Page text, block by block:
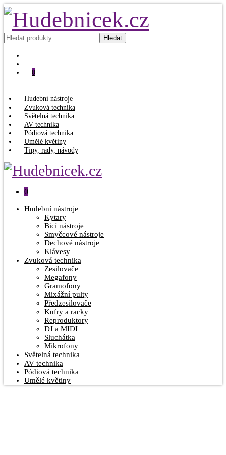
Hledat: Hledat
0
Hudební nástroje
Zvuková technika
Světelná technika
AV technika
Pódiová technika
Umělé květiny
Tipy, rady, návody
0
Hudební nástroje
Kytary
Bicí nástroje
Smyčcové nástroje
Dechové nástroje
Klávesy
Zvuková technika
Zesilovače
Megafony
Gramofony
Mixážní pulty
Předzesilovače
Kufry a racky
Reproduktory
DJ a MIDI
Sluchátka
Mikrofony
Světelná technika
AV technika
Pódiová technika
Umělé květiny